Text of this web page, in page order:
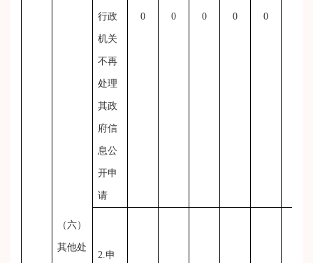
（六）
其他处
行政
机关
不再
处理
其政
府信
息公
开申
请
0 0 0 0 0
2.申